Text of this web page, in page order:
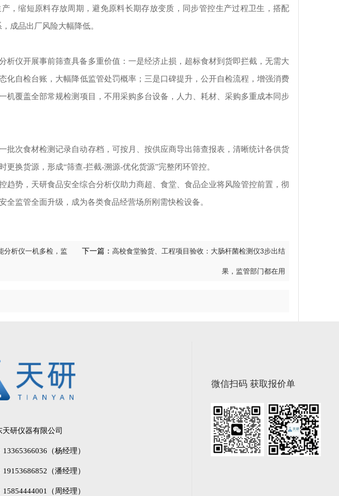
，缩短原料存放周期，避免原料长期存放变质，同步管控生产过程卫生，搭配
成品出厂风险大幅降低。
析仪开展事前筛查具备多重价值：一是经济止损，超标食材到货即拦截，无需大
化自检台账，大幅降低监管处罚概率；三是口碑提升，公开自检流程，增强消费
机覆盖全部常规检测项目，不用采购多台设备，人力、耗材、采购多重成本同步
批次食材检测记录自动存档，可按月、按供应商导出筛查报表，清晰统计各供货
换货源，形成“筛查-拦截-溯源-优化货源”完整闭环管控。
趋势，天研食品安全综合分析仪助力商超、食堂、食品企业将风险管控前置，彻
全监管全面升级，成为各类食品经营场所刚需快检设备。
分析仪一机多检，监 下一篇： 高校食堂验货、工程项目验收：大肠杆菌检测仪3步出结
果，监管部门都在用
天研仪器有限公司
（杨经理）
（潘经理）
（周经理）
微信扫码 获取报价单